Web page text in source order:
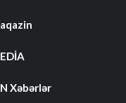
Xəbərlər